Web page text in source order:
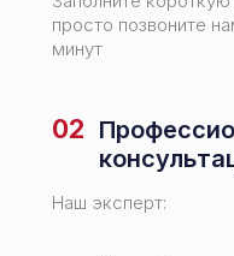
02
Наш эксперт:
просто позвоните
минут